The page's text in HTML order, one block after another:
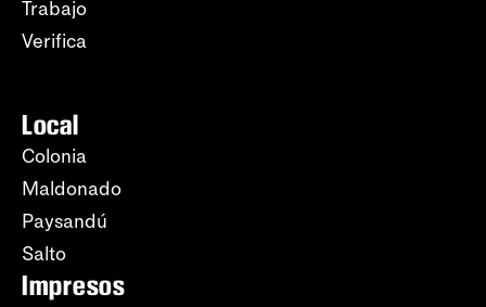
Trabajo
Verifica
Local
Colonia
Maldonado
Paysandú
Salto
Impresos